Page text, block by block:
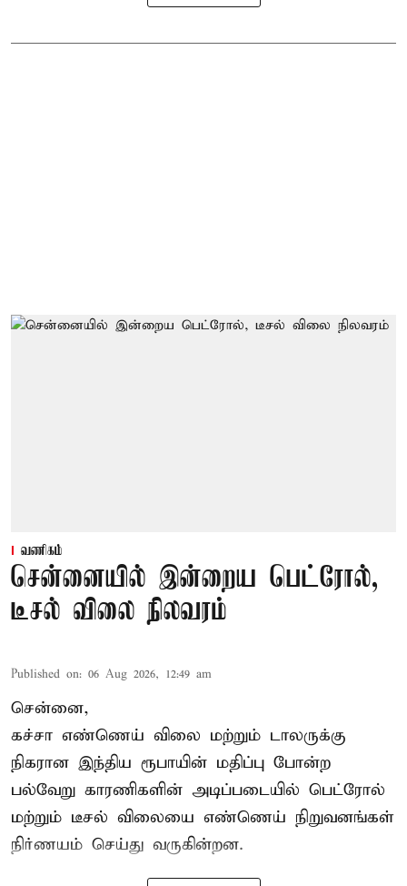
வணிகம்
சென்னையில் இன்றைய பெட்ரோல்,
டீசல் விலை நிலவரம்
Published on: 06 Aug 2026, 12:49 am
சென்னை,
கச்சா எண்ணெய் விலை மற்றும் டாலருக்கு
நிகரான இந்திய ரூபாயின் மதிப்பு போன்ற
பல்வேறு காரணிகளின் அடிப்படையில் பெட்ரோல்
மற்றும் டீசல் விலையை எண்ணெய் நிறுவனங்கள்
நிர்ணயம் செய்து வருகின்றன.